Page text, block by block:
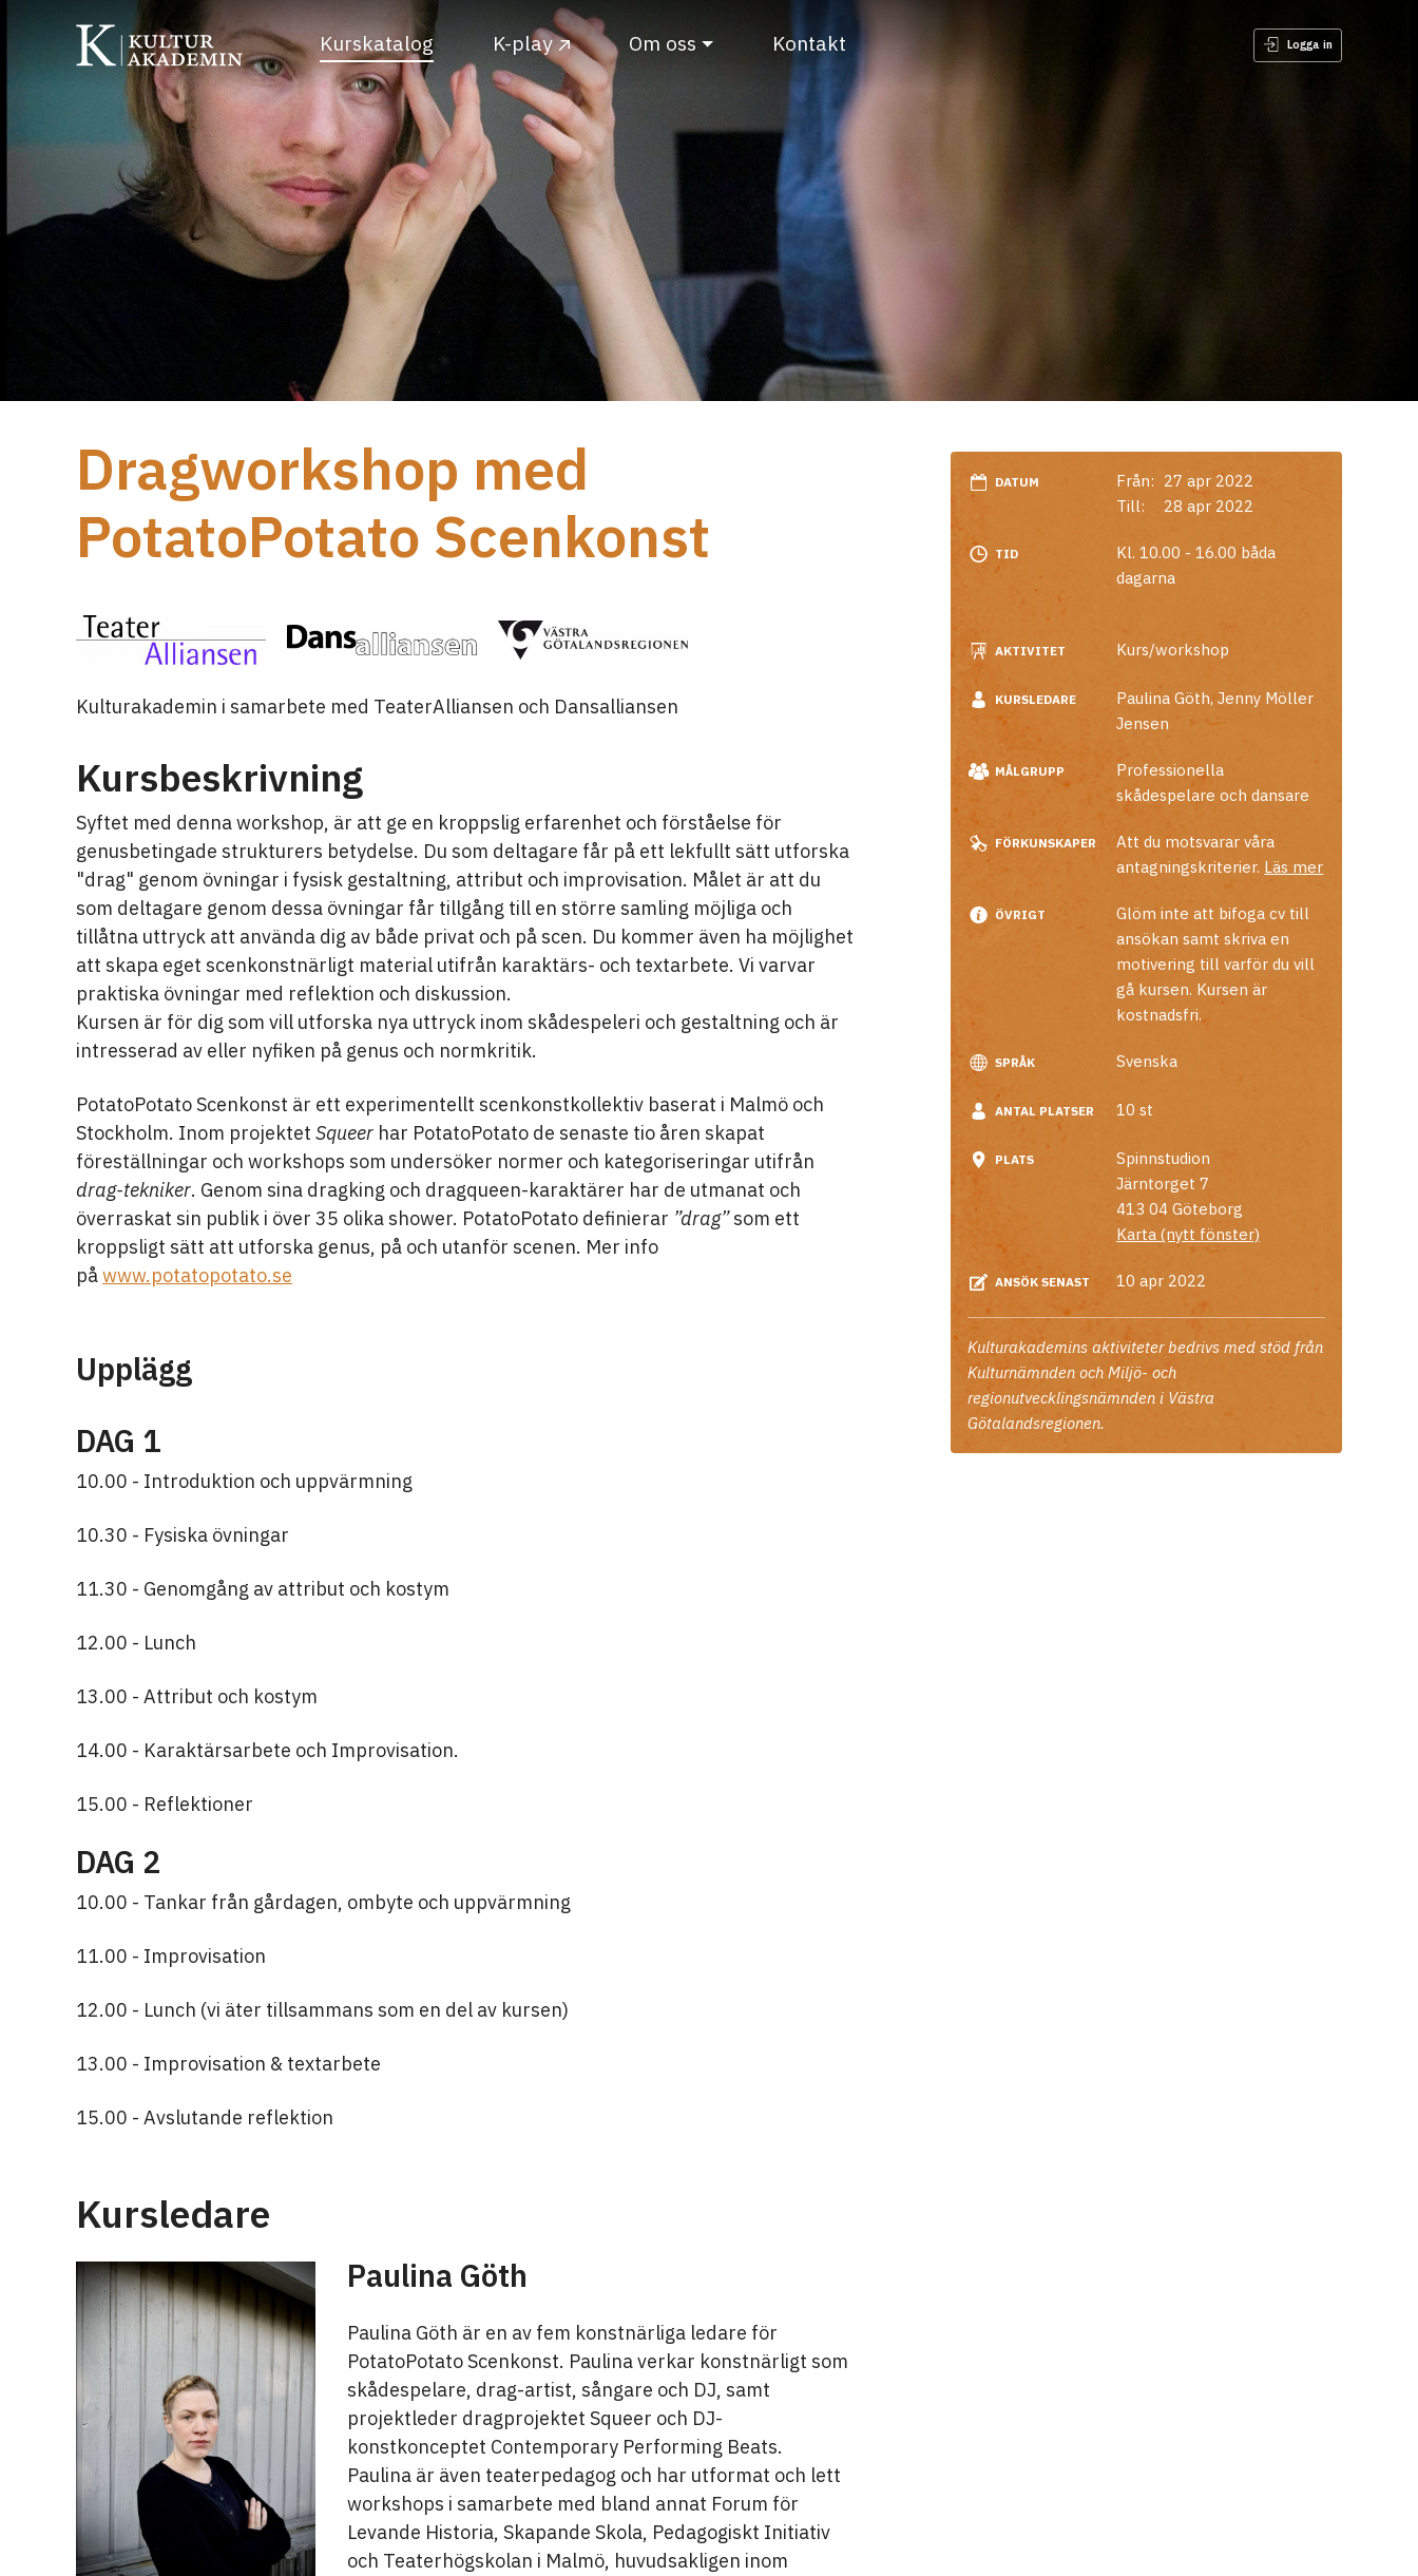
Kurskatalog K-play Om oss Kontakt Logga in
Dragworkshop med
PotatoPotato Scenkonst
Kulturakademin i samarbete med TeaterAlliansen och Dansalliansen
Kursbeskrivning
Syftet med denna workshop, är att ge en kroppslig erfarenhet och förståelse för
genusbetingade strukturers betydelse. Du som deltagare får på ett lekfullt sätt utforska
"drag" genom övningar i fysisk gestaltning, attribut och improvisation. Målet är att du
som deltagare genom dessa övningar får tillgång till en större samling möjliga och
tillåtna uttryck att använda dig av både privat och på scen. Du kommer även ha möjlighet
att skapa eget scenkonstnärligt material utifrån karaktärs- och textarbete. Vi varvar
praktiska övningar med reflektion och diskussion.
Kursen är för dig som vill utforska nya uttryck inom skådespeleri och gestaltning och är
intresserad av eller nyfiken på genus och normkritik.
PotatoPotato Scenkonst är ett experimentellt scenkonstkollektiv baserat i Malmö och
Stockholm. Inom projektet Squeer har PotatoPotato de senaste tio åren skapat
föreställningar och workshops som undersöker normer och kategoriseringar utifrån
drag-tekniker. Genom sina dragking och dragqueen-karaktärer har de utmanat och
överraskat sin publik i över 35 olika shower. PotatoPotato definierar ”drag”som ett
kroppsligt sätt att utforska genus, på och utanför scenen. Mer info
påwww.potatopotato.se
Upplägg
DAG 1
10.00 - Introduktion och uppvärmning
10.30 - Fysiska övningar
11.30 - Genomgång av attribut och kostym
12.00 - Lunch
13.00 - Attribut och kostym
14.00 - Karaktärsarbete och Improvisation.
15.00 - Reflektioner
DAG 2
10.00 - Tankar från gårdagen, ombyte och uppvärmning
11.00 - Improvisation
12.00 - Lunch (vi äter tillsammans som en del av kursen)
13.00 - Improvisation & textarbete
15.00 - Avslutande reflektion
Kursledare
Paulina Göth
Paulina Göth är en av fem konstnärliga ledare för
PotatoPotato Scenkonst. Paulina verkar konstnärligt som
skådespelare, drag-artist, sångare och DJ, samt
projektleder dragprojektet Squeer och DJ-
konstkonceptet Contemporary Performing Beats.
Paulina är även teaterpedagog och har utformat och lett
workshops i samarbete med bland annat Forum för
Levande Historia, Skapande Skola, Pedagogiskt Initiativ
och Teaterhögskolan i Malmö, huvudsakligen inom
DATUM Från: 27 apr 2022
Till:
28 apr 2022
TID
Kl. 10.00 - 16.00 båda
dagarna
AKTIVITET Kurs/workshop
KURSLEDARE Paulina Göth,Jenny Möller
Jensen
MÅLGRUPP
Professionella
skådespelare och dansare
FÖRKUNSKAPER
Att du motsvarar våra
antagningskriterier. Läs mer
ÖVRIGT
Glöm inte att bifoga cv till
ansökan samt skriva en
motivering till varför du vill
gå kursen. Kursen är
kostnadsfri.
SPRÅK Svenska
ANTAL PLATSER 10 st
PLATS
Spinnstudion
Järntorget 7
413 04 Göteborg
Karta (nytt fönster)
ANSÖK SENAST 10 apr 2022
Kulturakademins aktiviteter bedrivs med stöd från
Kulturnämnden och Miljö- och
regionutvecklingsnämnden i Västra
Götalandsregionen.